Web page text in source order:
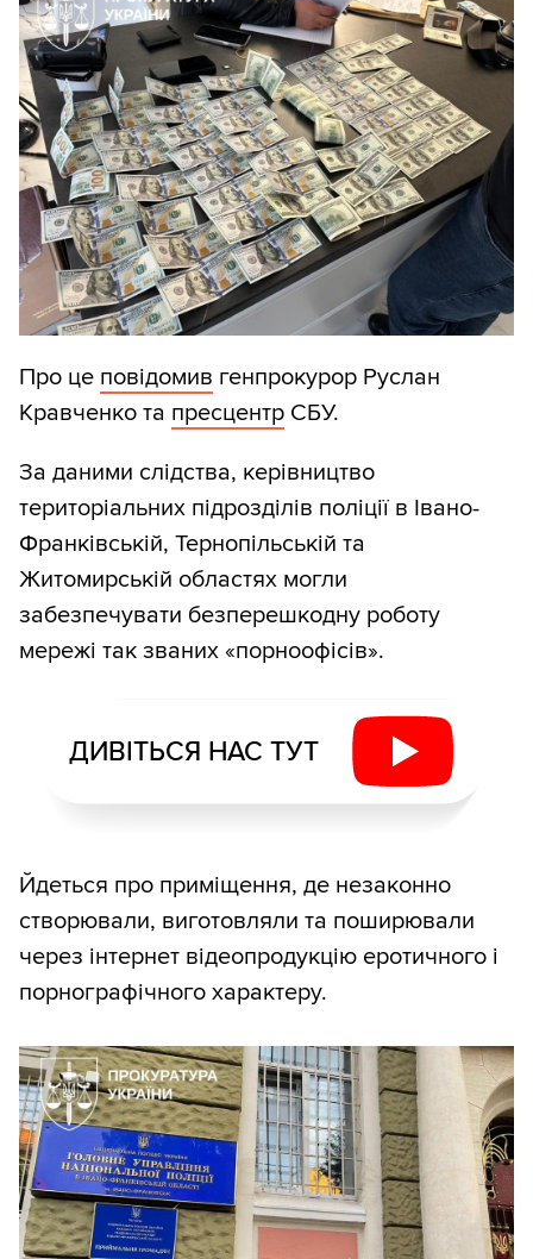
Про це повідомив генпрокурор Руслан
Кравченко та пресцентр СБУ.
За даними слідства, керівництво
територіальних підрозділів поліції в Івано-
Франківській, Тернопільській та
Житомирській областях могли
забезпечувати безперешкодну роботу
мережі так званих «порноофісів».
ДИВІТЬСЯ НАС ТУТ
Йдеться про приміщення, де незаконно
створювали, виготовляли та поширювали
через інтернет відеопродукцію еротичного і
порнографічного характеру.